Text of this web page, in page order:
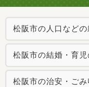
松阪市の人口などの
松阪市の結婚・育
松阪市の治安・ごみ